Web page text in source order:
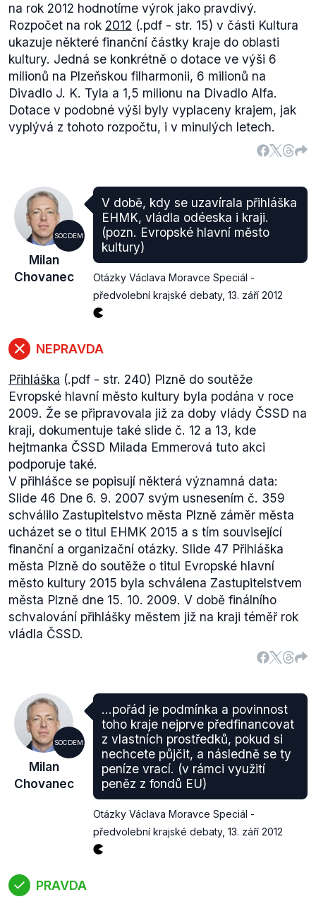
na rok 2012 hodnotíme výrok jako pravdivý.
Rozpočet na rok 2012 (.pdf - str. 15) v části Kultura
ukazuje některé finanční částky kraje do oblasti
kultury. Jedná se konkrétně o dotace ve výši 6
milionů na Plzeňskou filharmonii, 6 milionů na
Divadlo J. K. Tyla a 1,5 milionu na Divadlo Alfa.
Dotace v podobné výši byly vyplaceny krajem, jak
vyplývá z tohoto rozpočtu, i v minulých letech.
SOCDEM
Milan
Chovanec
V době, kdy se uzavírala přihláška
EHMK, vládla odéeska i kraji.
(pozn. Evropské hlavní město
kultury)
Otázky Václava Moravce Speciál -
předvolební krajské debaty, 13. září 2012
NEPRAVDA
Přihláška (.pdf - str. 240) Plzně do soutěže
Evropské hlavní město kultury byla podána v roce
2009. Že se připravovala již za doby vlády ČSSD na
kraji, dokumentuje také slide č. 12 a 13, kde
hejtmanka ČSSD Milada Emmerová tuto akci
podporuje také.
V přihlášce se popisují některá významná data:
Slide 46 Dne 6. 9. 2007 svým usnesením č. 359
schválilo Zastupitelstvo města Plzně záměr města
ucházet se o titul EHMK 2015 a s tím související
finanční a organizační otázky. Slide 47 Přihláška
města Plzně do soutěže o titul Evropské hlavní
město kultury 2015 byla schválena Zastupitelstvem
města Plzně dne 15. 10. 2009. V době finálního
schvalování přihlášky městem již na kraji téměř rok
vládla ČSSD.
SOCDEM
Milan
Chovanec
...pořád je podmínka a povinnost
toho kraje nejprve předfinancovat
z vlastních prostředků, pokud si
nechcete půjčit, a následně se ty
peníze vrací. (v rámci využití
peněz z fondů EU)
Otázky Václava Moravce Speciál -
předvolební krajské debaty, 13. září 2012
PRAVDA